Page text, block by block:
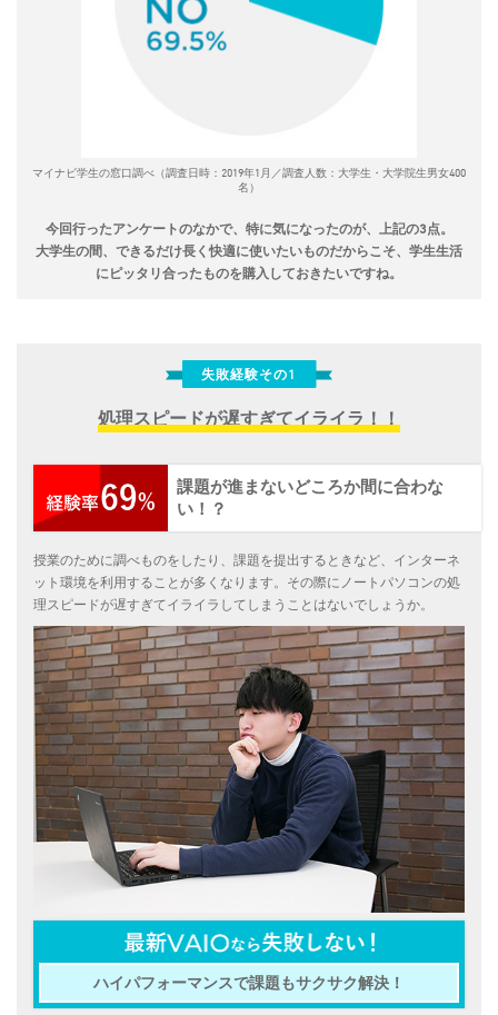
マイナビ学生の窓口調べ（調査日時：2019年1月／調査人数：大学生・大学院生男女400
名）
今回行ったアンケートのなかで、特に気になったのが、上記の3点。
大学生の間、できるだけ長く快適に使いたいものだからこそ、学生生活
にピッタリ合ったものを購入しておきたいですね。
失敗経験その1
処理スピードが遅すぎてイライラ！！
課題が進まないどころか間に合わな
い！？
授業のために調べものをしたり、課題を提出するときなど、インターネ
ット環境を利用することが多くなります。その際にノートパソコンの処
理スピードが遅すぎてイライラしてしまうことはないでしょうか。
ハイパフォーマンスで課題もサクサク解決！